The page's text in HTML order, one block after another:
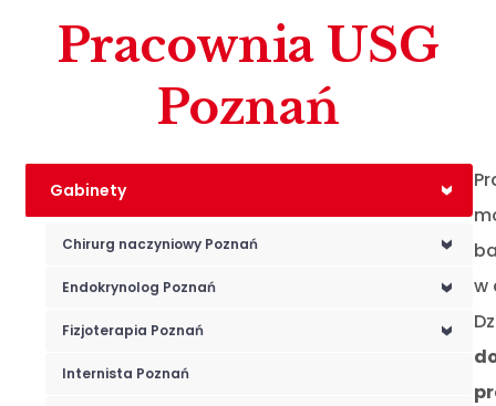
Pracownia USG
Poznań
<
Gabinety
<
Chirurg naczyniowy Poznań
<
Endokrynolog Poznań
<
Fizjoterapia Poznań
Internista Poznań
w